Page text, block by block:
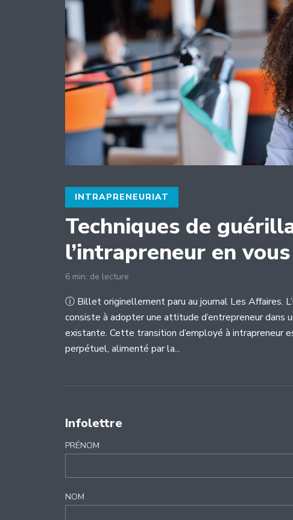
INTRAPRENEURIAT
Techniques de
l’intrapreneur en vous
6 min. de lecture
ⓘ Billet originellement paru au journal Les Affaires.
consiste à adopter une attitude d’entrepreneur dans
existante. Cette transition d’employé à intrapreneur
perpétuel, alimenté par la...
Infolettre
PRÉNOM
NOM